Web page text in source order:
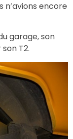
n’avions encore
garage, son
T2.